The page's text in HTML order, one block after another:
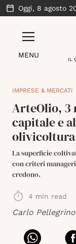
Oggi, 8 agosto
MENU
IL
IMPRESE & MERCATI
ArteOlio, 3
capitale e
La superficie
con criteri
credono.
4 min read
Carlo Pellegrino